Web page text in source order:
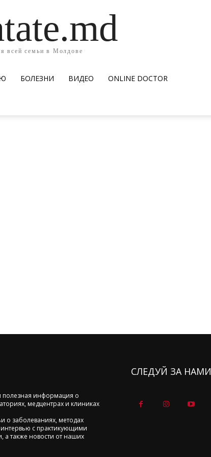
всей семьи в Молдове
БОЛЕЗНИ ВИДЕО ОNLINE DOCTOR
полезная информация о
медцентрах и клиниках
о заболеваниях, методах
с практикующими
а также новости от наших
СЛЕДУЙ ЗА НАМИ